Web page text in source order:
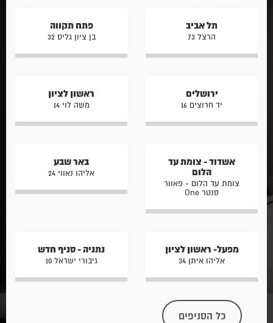
תל אביב
הרצל 73
פתח תקווה
בן ציון גליס 32
ירושלים
יד חרוצים 16
ראשון לציון
משה לוי 14
אשדוד - צומת עד
הלום
צומת עד הלום - פאוור
סנטר One
באר שבע
אליהו נאווי 24
מפעל- ראשון לציון
אליהו איתן 34
נתניה - סניף חדש
גיבורי ישראל 10
כל הסניפים